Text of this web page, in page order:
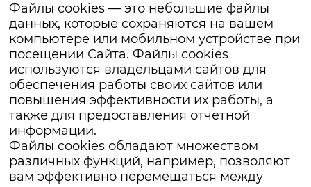
Файлы cookies — это небольшие файлы
данных, которые сохраняются на вашем
компьютере или мобильном устройстве при
посещении Сайта. Файлы cookies
используются владельцами сайтов для
обеспечения работы своих сайтов или
повышения эффективности их работы, а
также для предоставления отчетной
информации.
Файлы cookies обладают множеством
различных функций, например, позволяют
вам эффективно перемещаться между